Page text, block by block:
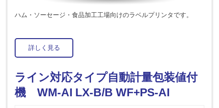
ハム・ソーセージ・食品加工工場向けのラベルプリンタです。
詳しく見る
ライン対応タイプ自動計量包装値付
機 WM-AI LX-B/B WF+PS-AI